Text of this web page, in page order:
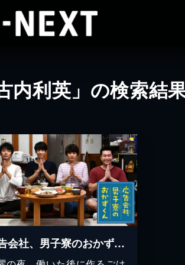
内利英」の検索結
広告会社、男子寮のおかずくん